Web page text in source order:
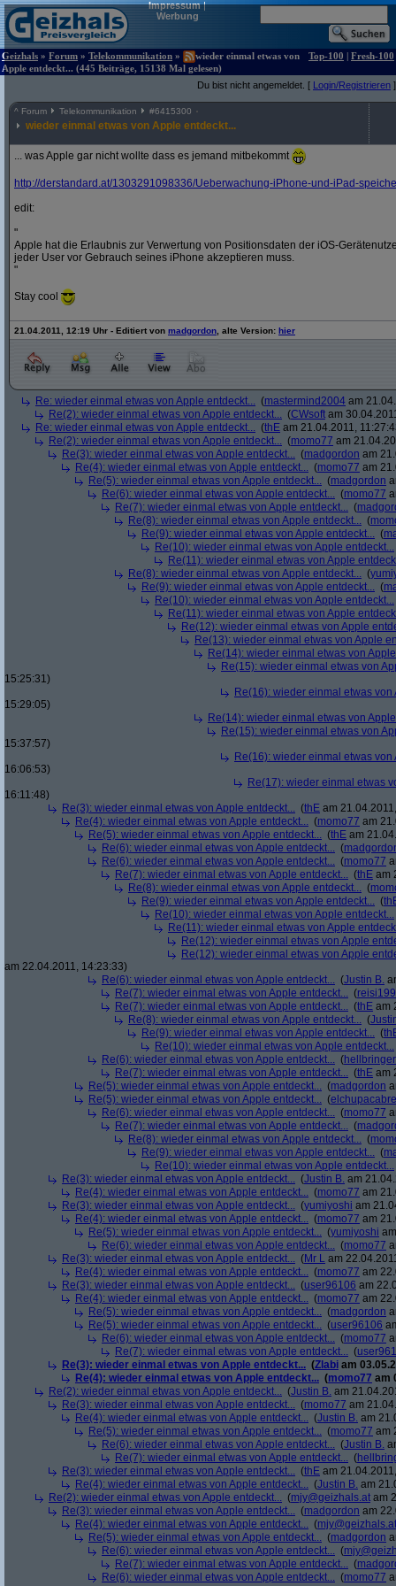
Impressum|
Werbung
Geizhals » Forum » Telekommunikation »
wieder einmal etwas von
Apple entdeckt... (445 Beiträge, 15138 Mal gelesen)
Top-100 | Fresh-100
Du bist nicht angemeldet. [ Login/Registrieren ]
^ Forum Telekommunikation #6415300
wieder einmal etwas von Apple entdeckt...
... was Apple gar nicht wollte dass es jemand mitbekommt
http://derstandard.at/1303291098336/Ueberwachung-iPhone-und-iPad-
edit:
"
Apple hat die Erlaubnis zur Verwertung von Positionsdaten der iOS-
jeder User vor Gebrauch seines iPhone akzeptieren muss.
"
Stay cool
21.04.2011, 12:19 Uhr - Editiert von madgordon , alte Version: hier
Re: wieder einmal etwas von Apple entdeckt... (mastermind2004 am
Re(2): wieder einmal etwas von Apple entdeckt... (CWsoft am
Re: wieder einmal etwas von Apple entdeckt... (thE am 21.04.2011,
Re(2): wieder einmal etwas von Apple entdeckt... (momo77 am
Re(3): wieder einmal etwas von Apple entdeckt... (madgordon am
Re(4): wieder einmal etwas von Apple entdeckt... (momo77 am
Re(5): wieder einmal etwas von Apple entdeckt... (madgordon
Re(6): wieder einmal etwas von Apple entdeckt... (momo77
Re(7): wieder einmal etwas von Apple entdeckt... (
Re(8): wieder einmal etwas von Apple entdeckt... (
Re(9): wieder einmal etwas von Apple entdeckt... (
Re(10): wieder einmal etwas von Apple entdeckt...
Re(11): wieder einmal etwas von Apple
Re(8): wieder einmal etwas von Apple entdeckt... (
Re(9): wieder einmal etwas von Apple entdeckt... (
Re(10): wieder einmal etwas von Apple entdeckt...
Re(11): wieder einmal etwas von Apple
Re(12): wieder einmal etwas von Apple
Re(13): wieder einmal etwas von Apple
Re(14): wieder einmal etwas von
Re(15): wieder einmal etwas von
15:25:31)
Re(16): wieder einmal etwas von
15:29:05)
Re(14): wieder einmal etwas von
Re(15): wieder einmal etwas von
15:37:57)
Re(16): wieder einmal etwas von
16:06:53)
Re(17): wieder einmal etwas
16:11:48)
Re(3): wieder einmal etwas von Apple entdeckt... (thE am
Re(4): wieder einmal etwas von Apple entdeckt... (momo77 am
Re(5): wieder einmal etwas von Apple entdeckt... (thE am
Re(6): wieder einmal etwas von Apple entdeckt... (
Re(6): wieder einmal etwas von Apple entdeckt... (momo77
Re(7): wieder einmal etwas von Apple entdeckt... (thE am
Re(8): wieder einmal etwas von Apple entdeckt... (
Re(9): wieder einmal etwas von Apple entdeckt... (
Re(10): wieder einmal etwas von Apple entdeckt...
Re(11): wieder einmal etwas von Apple
Re(12): wieder einmal etwas von Apple
Re(12): wieder einmal etwas von Apple
am 22.04.2011, 14:23:33)
Re(6): wieder einmal etwas von Apple entdeckt... (Justin B.
Re(7): wieder einmal etwas von Apple entdeckt... (
Re(7): wieder einmal etwas von Apple entdeckt... (thE am
Re(8): wieder einmal etwas von Apple entdeckt... (
Re(9): wieder einmal etwas von Apple entdeckt... (
Re(10): wieder einmal etwas von Apple entdeckt...
Re(6): wieder einmal etwas von Apple entdeckt... (hellbringer
Re(7): wieder einmal etwas von Apple entdeckt... (thE am
Re(5): wieder einmal etwas von Apple entdeckt... (madgordon
Re(5): wieder einmal etwas von Apple entdeckt... (elchupacabre
Re(6): wieder einmal etwas von Apple entdeckt... (momo77
Re(7): wieder einmal etwas von Apple entdeckt... (
Re(8): wieder einmal etwas von Apple entdeckt... (
Re(9): wieder einmal etwas von Apple entdeckt... (
Re(10): wieder einmal etwas von Apple entdeckt...
Re(3): wieder einmal etwas von Apple entdeckt... (Justin B. am
Re(4): wieder einmal etwas von Apple entdeckt... (momo77 am
Re(3): wieder einmal etwas von Apple entdeckt... (yumiyoshi am
Re(4): wieder einmal etwas von Apple entdeckt... (momo77 am
Re(5): wieder einmal etwas von Apple entdeckt... (yumiyoshi
Re(6): wieder einmal etwas von Apple entdeckt... (momo77
Re(3): wieder einmal etwas von Apple entdeckt... (Mr L am
Re(4): wieder einmal etwas von Apple entdeckt... (momo77 am
Re(3): wieder einmal etwas von Apple entdeckt... (user96106 am
Re(4): wieder einmal etwas von Apple entdeckt... (momo77 am
Re(5): wieder einmal etwas von Apple entdeckt... (madgordon
Re(5): wieder einmal etwas von Apple entdeckt... (user96106
Re(6): wieder einmal etwas von Apple entdeckt... (momo77
Re(7): wieder einmal etwas von Apple entdeckt... (
Re(3): wieder einmal etwas von Apple entdeckt... (Zlabi am
Re(4): wieder einmal etwas von Apple entdeckt... (momo77 am
Re(2): wieder einmal etwas von Apple entdeckt... (Justin B. am
Re(3): wieder einmal etwas von Apple entdeckt... (momo77 am
Re(4): wieder einmal etwas von Apple entdeckt... (Justin B. am
Re(5): wieder einmal etwas von Apple entdeckt... (momo77 am
Re(6): wieder einmal etwas von Apple entdeckt... (Justin B.
Re(7): wieder einmal etwas von Apple entdeckt... (
Re(3): wieder einmal etwas von Apple entdeckt... (thE am
Re(4): wieder einmal etwas von Apple entdeckt... (Justin B. am
Re(2): wieder einmal etwas von Apple entdeckt... (mjy@geizhals.at am
Re(3): wieder einmal etwas von Apple entdeckt... (madgordon am
Re(4): wieder einmal etwas von Apple entdeckt... (mjy@geizhals.at
Re(5): wieder einmal etwas von Apple entdeckt... (madgordon
Re(6): wieder einmal etwas von Apple entdeckt... (
Re(7): wieder einmal etwas von Apple entdeckt... (
Re(6): wieder einmal etwas von Apple entdeckt... (momo77